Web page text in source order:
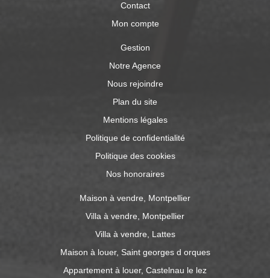
Contact
Mon compte
Gestion
Notre Agence
Nous rejoindre
Plan du site
Mentions légales
Politique de confidentialité
Politique des cookies
Nos honoraires
Maison à vendre, Montpellier
Villa à vendre, Montpellier
Villa à vendre, Lattes
Maison à louer, Saint georges d orques
Appartement à louer, Castelnau le lez